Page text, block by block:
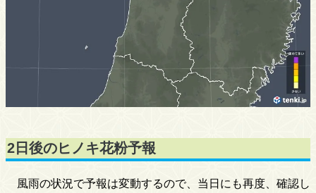
2日後のヒノキ花粉予報
風雨の状況で予報は変動するので、当日にも再度、確認し